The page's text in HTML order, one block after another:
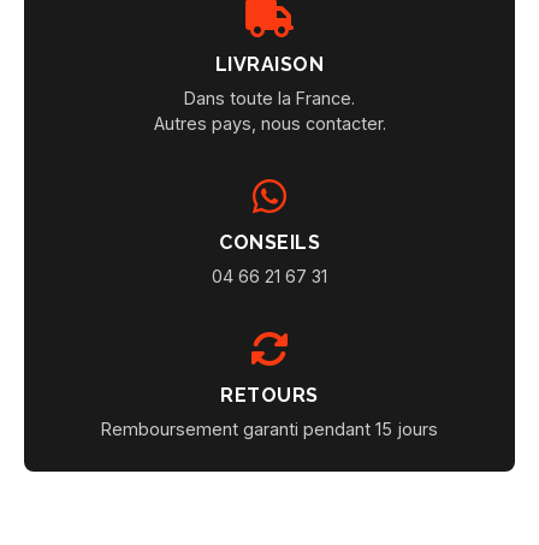
LIVRAISON
Dans toute la France.
Autres pays, nous contacter.
CONSEILS
04 66 21 67 31
RETOURS
Remboursement garanti pendant 15 jours